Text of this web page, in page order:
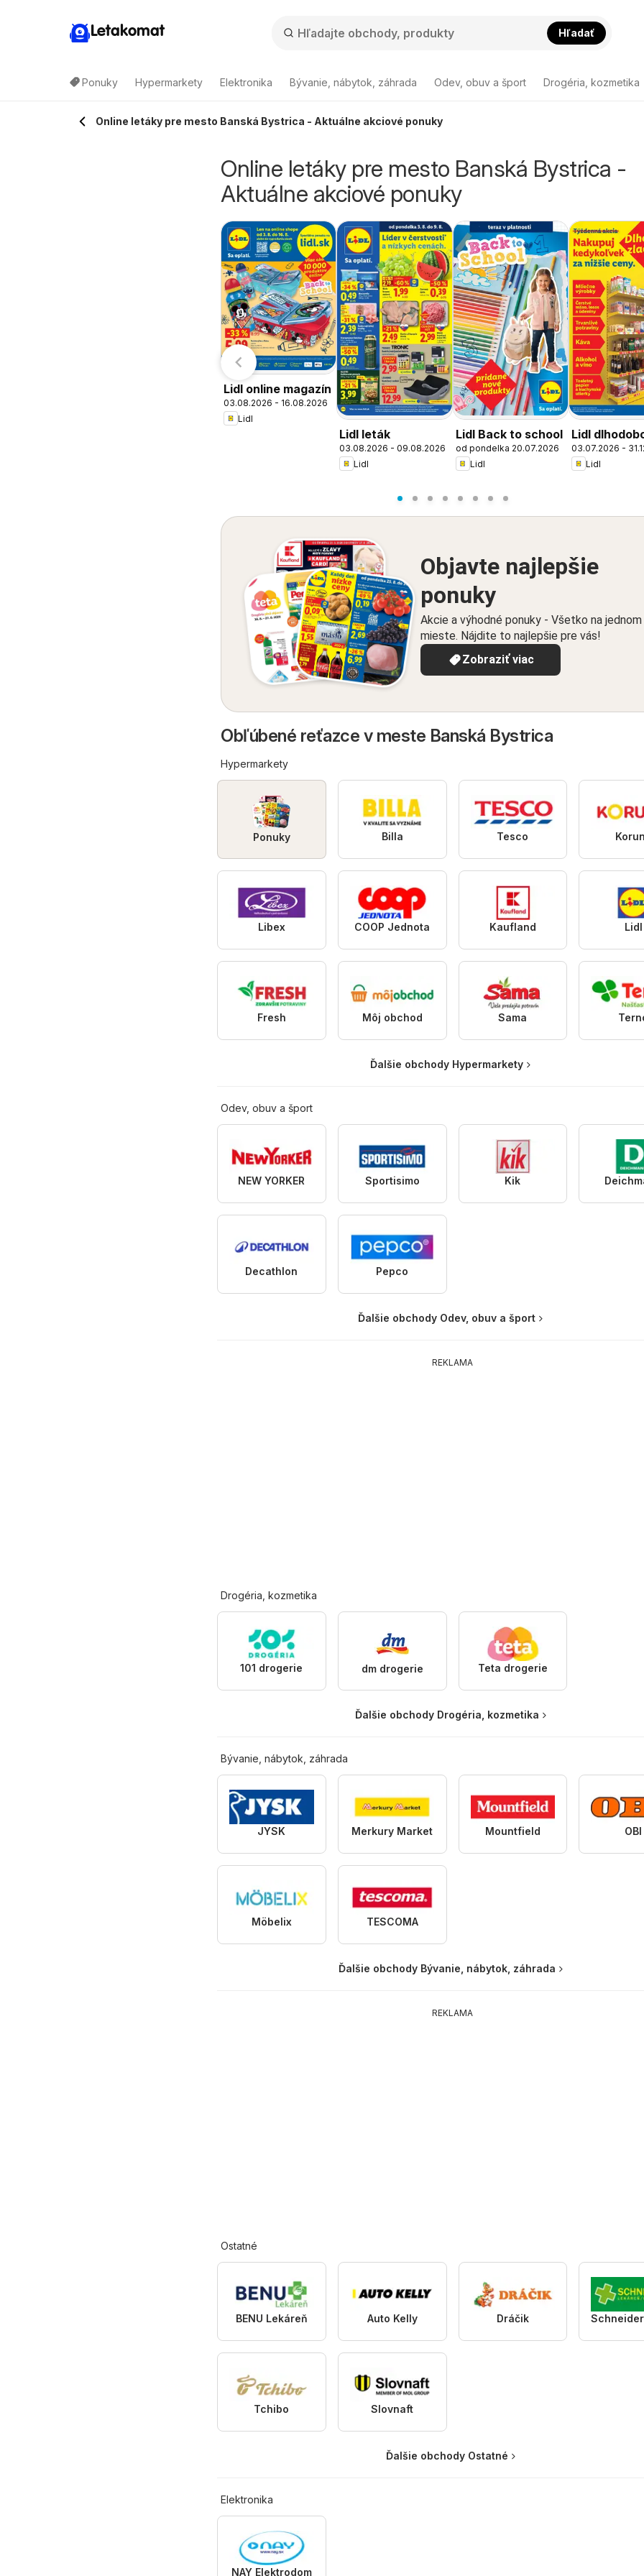
Letakomat Hľadať
Ponuky Hypermarkety Elektronika Bývanie, nábytok, záhrada Odev, obuv a šport Drogéria, kozmetika
Online letáky pre mesto Banská Bystrica - Aktuálne akciové ponuky
Online letáky pre mesto Banská Bystrica -
Aktuálne akciové ponuky
Lidl online magazín
03.08.2026 - 16.08.2026
Lidl
Lidl leták
03.08.2026 - 09.08.2026
Lidl
Lidl Back to school
od pondelka 20.07.2026
Lidl
Lidl
zlacnené
03.07.2026 -
Lidl
Objavte najlepšie
ponuky
Akcie a výhodné ponuky - Všetko na jednom
mieste. Nájdite to najlepšie pre vás!
Zobraziť viac
Obľúbené reťazce v meste Banská Bystrica
Hypermarkety
Ponuky Billa Tesco
Libex COOP Jednota Kaufland Lidl
Fresh Môj obchod Sama
Ďalšie obchody Hypermarkety
Odev, obuv a šport
NEW YORKER Sportisimo Kik
Decathlon Pepco
Ďalšie obchody Odev, obuv a šport
REKLAMA
Drogéria, kozmetika
101 drogerie dm drogerie Teta drogerie
Ďalšie obchody Drogéria, kozmetika
Bývanie, nábytok, záhrada
JYSK Merkury Market Mountfield OBI
Möbelix TESCOMA
Ďalšie obchody Bývanie, nábytok, záhrada
REKLAMA
Ostatné
BENU Lekáreň Auto Kelly Dráčik
Tchibo Slovnaft
Ďalšie obchody Ostatné
Elektronika
NAY Elektrodom